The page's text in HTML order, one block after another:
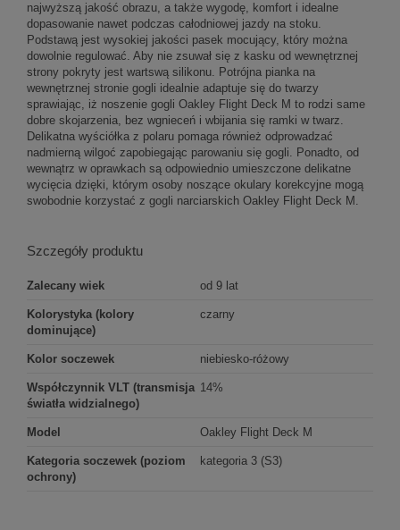
najwyższą jakość obrazu, a także wygodę, komfort i idealne
dopasowanie nawet podczas całodniowej jazdy na stoku.
Podstawą jest wysokiej jakości pasek mocujący, który można
dowolnie regulować. Aby nie zsuwał się z kasku od wewnętrznej
strony pokryty jest wartswą silikonu. Potrójna pianka na
wewnętrznej stronie gogli idealnie adaptuje się do twarzy
sprawiając, iż noszenie gogli Oakley Flight Deck M to rodzi same
dobre skojarzenia, bez wgnieceń i wbijania się ramki w twarz.
Delikatna wyściółka z polaru pomaga również odprowadzać
nadmierną wilgoć zapobiegając parowaniu się gogli. Ponadto, od
wewnątrz w oprawkach są odpowiednio umieszczone delikatne
wycięcia dzięki, którym osoby noszące okulary korekcyjne mogą
swobodnie korzystać z gogli narciarskich Oakley Flight Deck M.
Szczegóły produktu
Zalecany wiek od 9 lat
Kolorystyka (kolory
dominujące)
czarny
Kolor soczewek niebiesko-różowy
Współczynnik VLT (transmisja
światła widzialnego)
14%
Model Oakley Flight Deck M
Kategoria soczewek (poziom
ochrony)
kategoria 3 (S3)